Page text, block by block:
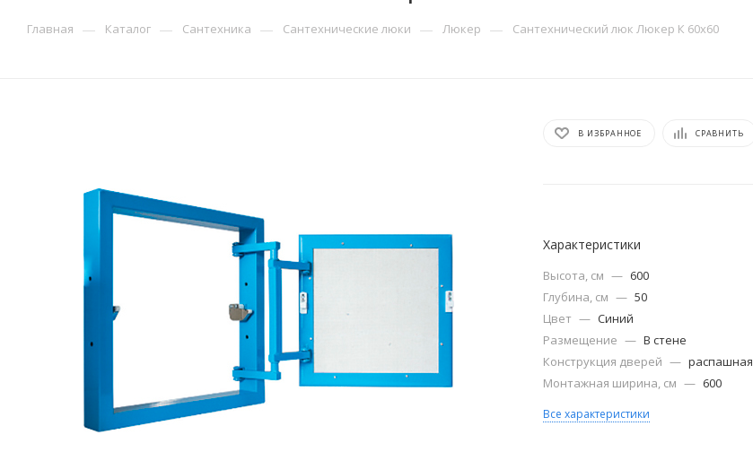
Главная — Каталог — Сантехника — Сантехнические люки — Люкер — Сантехнический люк Люкер К 60x60
В ИЗБРАННОЕ СРАВНИТЬ
Характеристики
Высота, см — 600
Глубина, см — 50
Цвет — Синий
Размещение — В стене
Конструкция дверей — распашная
Монтажная ширина, см — 600
Все характеристики